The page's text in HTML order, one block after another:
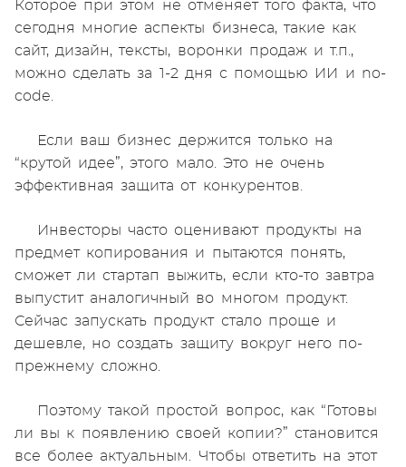
Которое при этом не отменяет того факта, что
сегодня многие аспекты бизнеса, такие как
сайт, дизайн, тексты, воронки продаж и т.п.,
можно сделать за 1-2 дня с помощью ИИ и no-
code.
Если ваш бизнес держится только на
“крутой идее”, этого мало. Это не очень
эффективная защита от конкурентов.
Инвесторы часто оценивают продукты на
предмет копирования и пытаются понять,
сможет ли стартап выжить, если кто-то завтра
выпустит аналогичный во многом продукт.
Сейчас запускать продукт стало проще и
дешевле, но создать защиту вокруг него по-
прежнему сложно.
Поэтому такой простой вопрос, как “Готовы
ли вы к появлению своей копии?” становится
все более актуальным. Чтобы ответить на этот